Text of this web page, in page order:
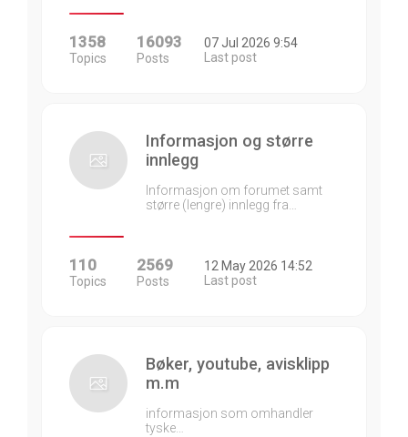
1358
Topics
16093
Posts
07 Jul 2026 9:54
Last post
Informasjon og større
innlegg
Informasjon om forumet samt
større (lengre) innlegg fra…
110
Topics
2569
Posts
12 May 2026 14:52
Last post
Bøker, youtube, avisklipp
m.m
informasjon som omhandler
tyske…